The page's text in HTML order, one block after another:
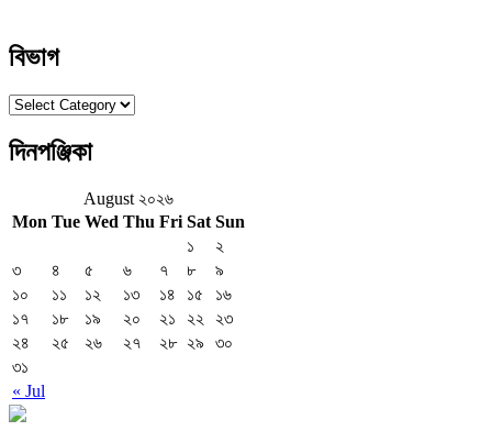
বিভাগ
বিভাগ
দিনপঞ্জিকা
August ২০২৬
Mon Tue Wed Thu Fri Sat Sun
« Jul
১
২
৩
৪ ৫ ৬ ৭ ৮
৯
১০
১১ ১২ ১৩ ১৪ ১৫
১৬
১৭
১৮ ১৯ ২০ ২১ ২২
২৩
২৪
২৫ ২৬ ২৭ ২৮ ২৯
৩০
৩১